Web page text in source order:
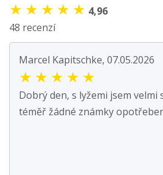
★ ★ ★ ★ ★ 4,96
48 recenzí
Marcel Kapitschke, 07.05.2026
★ ★ ★ ★ ★
Dobrý den, s lyžemi jsem velmi
téměř žádné známky